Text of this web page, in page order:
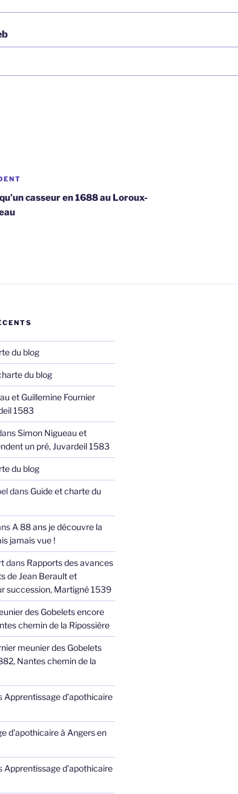
casseur en 1688 au Loroux-
du blog
du blog
et Guillemine Fournier
1583
Simon Nigueau et
un pré, Juvardeil 1583
du blog
dans Guide et charte du
A 88 ans je découvre la
jamais vue !
dans Rapports des avances
de Jean Berault et
succession, Martigné 1539
des Gobelets encore
chemin de la Ripossière
meunier des Gobelets
Nantes chemin de la
Apprentissage d’apothicaire
d’apothicaire à Angers en
Apprentissage d’apothicaire